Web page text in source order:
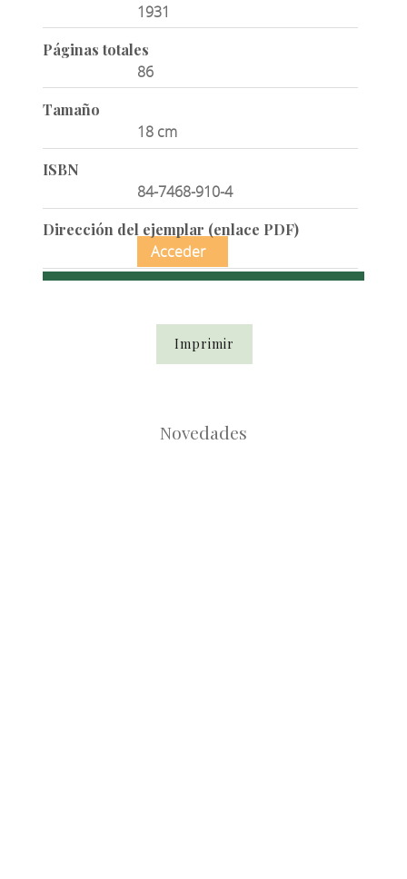
1931
Páginas totales
86
Tamaño
18 cm
ISBN
84-7468-910-4
Dirección del ejemplar (enlace PDF)
Acceder
Imprimir
Novedades